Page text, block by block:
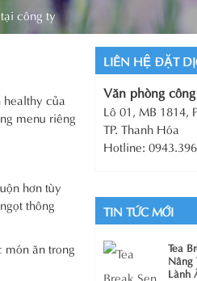
công ty
của
menu riêng
hơn tùy
thông
món ăn trong
LIÊN HỆ ĐẶT
Văn phòng
Lô 01, MB 1814,
TP. Thanh Hóa
Hotline:
TIN TỨC MỚI
Tea
Nâng
Lành